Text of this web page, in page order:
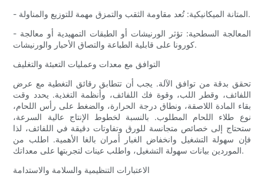
- المتانة الميكانيكية: تُعد مقاومة الثقب والتمزق مهمة للتوزيع والمناولة.
- المعالجة السطحية: تؤثر الورنيشات أو الطبقات التمهيدية أو معالجة
كورونا على قابلية الطباعة والتصاق الأحبار والورنيشات.
التوافق مع معدات وعمليات التعبئة والتغليف
تحقق بدقة من توافق الآلة. يجب أن تتطابق رقائق التغطية مع عرض
اللفائف، وقطر اللب، وقوة فك اللفائف، وأنظمة التغذية. يحدد وقت
بقاء المادة اللاصقة، ونطاق درجة الحرارة، والضغط على رأس اللحام،
نوع طلاء اللحام المطلوب. بالنسبة لخطوط الإنتاج عالية السرعة،
ستحتاج إلى خصائص متجانسة للورق وتفاوتات دقيقة في اللفائف، لذا
فإن سهولة التشغيل وانخفاض الغبار أمران بالغا الأهمية. اطلب من
الموردين بيانات سهولة التشغيل، واطلب عينات لتجربتها على معداتك.
الاعتبارات التنظيمية والسلامة والاستدامة